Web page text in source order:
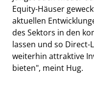
Equity-Häuser
aktuellen
des Sektors in den
lassen und so Direct-
weiterhin attraktive
bieten", meint Hug.